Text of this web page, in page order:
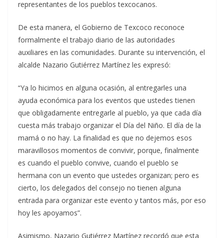
representantes de los pueblos texcocanos.
​De esta manera, el Gobierno de Texcoco reconoce
formalmente el trabajo diario de las autoridades
auxiliares en las comunidades. Durante su intervención, el
alcalde Nazario Gutiérrez Martínez les expresó:
​“Ya lo hicimos en alguna ocasión, al entregarles una
ayuda económica para los eventos que ustedes tienen
que obligadamente entregarle al pueblo, ya que cada día
cuesta más trabajo organizar el Día del Niño. El día de la
mamá o no hay. La finalidad es que no dejemos esos
maravillosos momentos de convivir, porque, finalmente
es cuando el pueblo convive, cuando el pueblo se
hermana con un evento que ustedes organizan; pero es
cierto, los delegados del consejo no tienen alguna
entrada para organizar este evento y tantos más, por eso
hoy les apoyamos”.
​Asimismo, Nazario Gutiérrez Martínez recordó que esta